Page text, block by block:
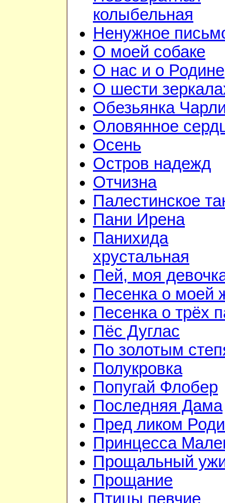
колыбельная
Ненужное
О моей собаке
О нас и о Родине
О шести
Обезьянка
Оловянное
Осень
Остров надежд
Отчизна
Палестинское
Пани Ирена
Панихида
хрустальная
Пей, моя
Песенка о моей
Песенка о трёх
Пёс Дуглас
По золотым
Полукровка
Попугай Флобер
Последняя Дама
Пред ликом
Принцесса
Прощальный
Прощание
Птицы певчие